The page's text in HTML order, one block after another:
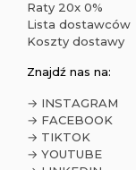
Raty 20x 0%
Lista dostawców
Koszty dostawy
Znajdź nas na:
→ INSTAGRAM
→ FACEBOOK
→ TIKTOK
→ YOUTUBE